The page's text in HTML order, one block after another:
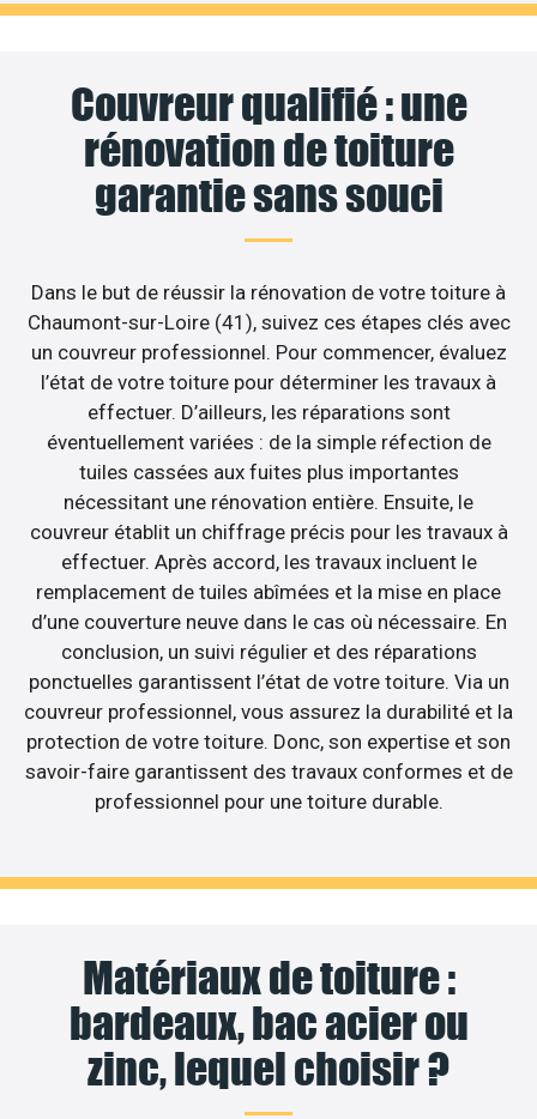
Couvreur qualifié : une
rénovation de toiture
garantie sans souci
Dans le but de réussir la rénovation de votre toiture à
Chaumont-sur-Loire (41), suivez ces étapes clés avec
un couvreur professionnel. Pour commencer, évaluez
l’état de votre toiture pour déterminer les travaux à
effectuer. D’ailleurs, les réparations sont
éventuellement variées : de la simple réfection de
tuiles cassées aux fuites plus importantes
nécessitant une rénovation entière. Ensuite, le
couvreur établit un chiffrage précis pour les travaux à
effectuer. Après accord, les travaux incluent le
remplacement de tuiles abîmées et la mise en place
d’une couverture neuve dans le cas où nécessaire. En
conclusion, un suivi régulier et des réparations
ponctuelles garantissent l’état de votre toiture. Via un
couvreur professionnel, vous assurez la durabilité et la
protection de votre toiture. Donc, son expertise et son
savoir-faire garantissent des travaux conformes et de
professionnel pour une toiture durable.
Matériaux de toiture :
bardeaux, bac acier ou
zinc, lequel choisir ?